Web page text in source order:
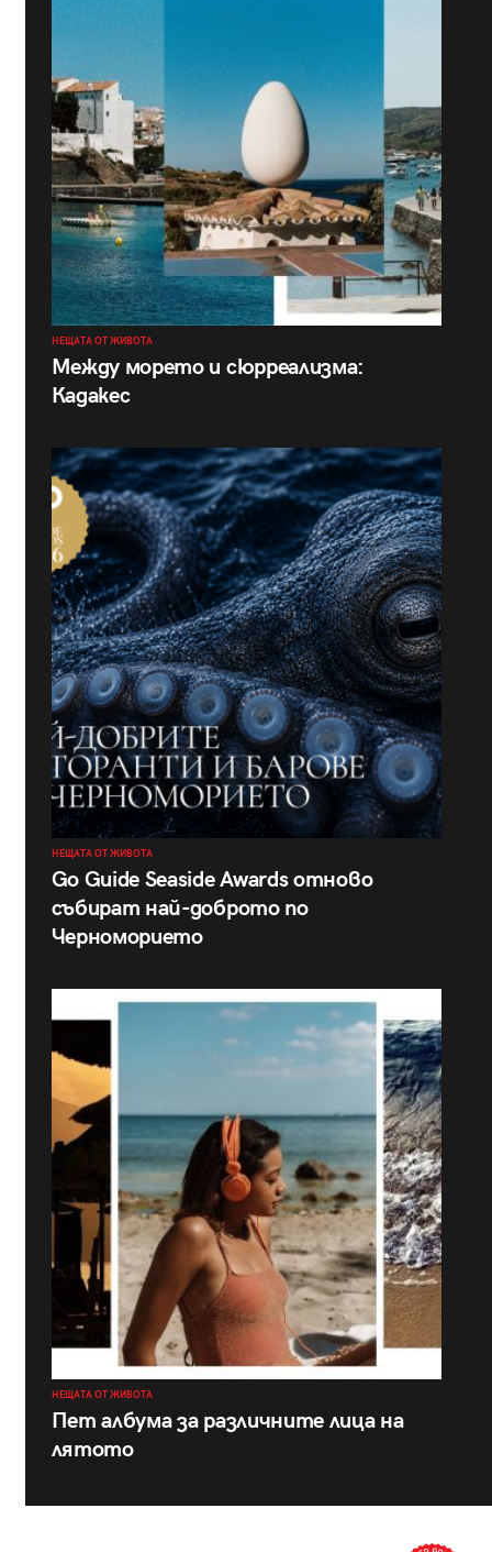
НЕЩАТА ОТ ЖИВОТА
Между морето и сюрреализма:
Кадакес
НЕЩАТА ОТ ЖИВОТА
Go Guide Seaside Awards отново
събират най-доброто по
Черноморието
НЕЩАТА ОТ ЖИВОТА
Пет албума за различните лица на
лятото